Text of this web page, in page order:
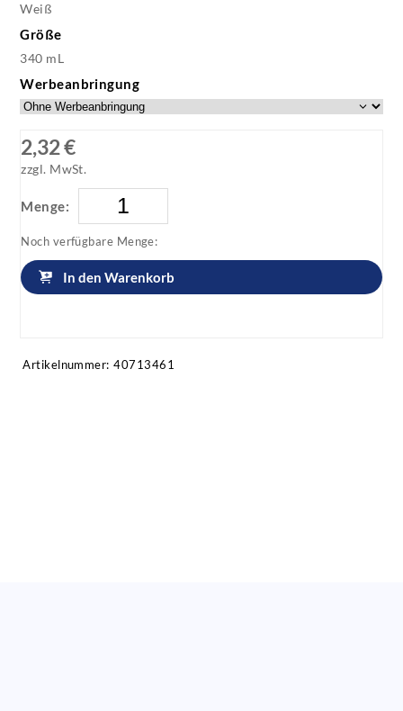
Weiß
Größe
340 mL
Werbeanbringung
2,32 €
zzgl. MwSt.
Menge:
Noch verfügbare Menge:
In den Warenkorb
Artikelnummer: 40713461